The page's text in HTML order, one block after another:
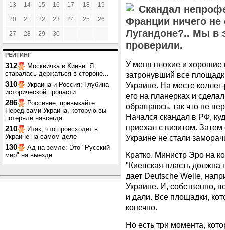
13 14 15 16 17 18 19
20 21 22 23 24 25 26
27 28 29 30
РЕЙТИНГ
312
Москвичка в Киеве: Я
старалась держаться в стороне...
310
Украина и Россия: Глубина
исторической пропасти
286
Россияне, привыкайте:
Перед вами Украина, которую вы
потеряли навсегда
210
Итак, что происходит в
Украине на самом деле
130
Ад на земле: Это "Русский
мир" на выезде
Скандал
Франции ничего
Лугандоне?.. Мы в
проверили.
У меня плохие и хорошие
затронувший все
Украине. На месте
его на планерках и
обращаюсь, так что не
Начался скандал в РФ,
приехал с визитом.
Украине не стали
Кратко. Министр Эро на
"Киевская власть должна
дает Deutsche Welle,
Украине. И, собственно,
и дали. Все площадки,
конечно.
Но есть три момента,